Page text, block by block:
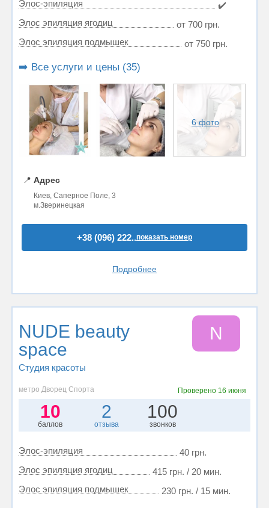
Элос-эпиляция
✔️
Элос эпиляция ягодиц
от 700 грн.
Элос эпиляция подмышек
от 750 грн.
➡️ Все услуги и цены (35)
6 фото
📍 Адрес
Киев, Саперное Поле, 3
м.Зверинецкая
+38 (096) 222..показать номер
Подробнее
NUDE beauty
space
Студия красоты
N
метро Дворец Спорта Проверено 16 июня
10
баллов
2
отзыва
100
звонков
Элос-эпиляция
40 грн.
Элос эпиляция ягодиц
415 грн. / 20 мин.
Элос эпиляция подмышек
230 грн. / 15 мин.